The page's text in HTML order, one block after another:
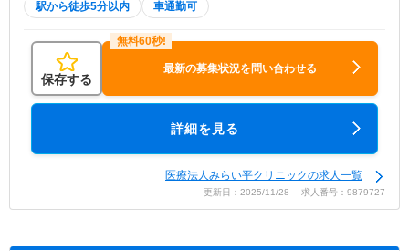
駅から徒歩5分以内 車通勤可
保存する
最新の募集状況を問い合わせる
詳細を見る
医療法人みらい平クリニックの求人一覧
更新日：2025/11/28 求人番号：9879727